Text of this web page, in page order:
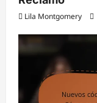
Lila Montgomery